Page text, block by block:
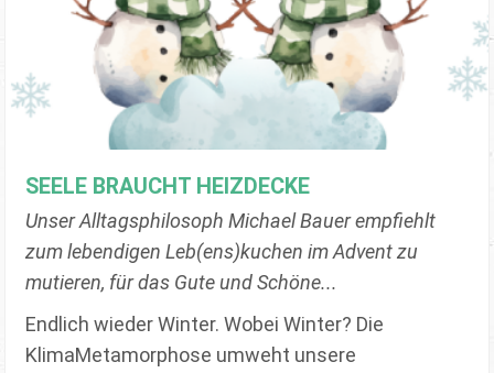
SEELE BRAUCHT HEIZDECKE
Unser Alltagsphilosoph Michael Bauer empfiehlt
zum lebendigen Leb(ens)kuchen im Advent zu
mutieren, für das Gute und Schöne...
Endlich wieder Winter. Wobei Winter? Die
KlimaMetamorphose umweht unsere